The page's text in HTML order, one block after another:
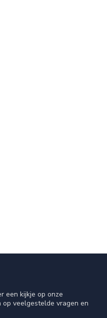
een kijkje op onze
veelgestelde vragen en